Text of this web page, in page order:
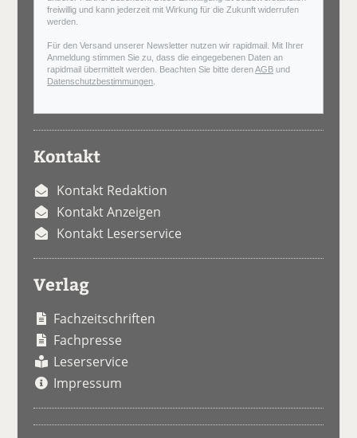
freiwillig und kann jederzeit mit Wirkung für die Zukunft widerrufen
werden.
Für den Versand unserer Newsletter nutzen wir rapidmail. Mit Ihrer
Anmeldung stimmen Sie zu, dass die eingegebenen Daten an
rapidmail übermittelt werden. Beachten Sie bitte derenAGB und
Datenschutzbestimmungen
Kontakt
Kontakt Redaktion
Kontakt Anzeigen
Kontakt Leserservice
Verlag
Fachzeitschriften
Fachpresse
Leserservice
Impressum